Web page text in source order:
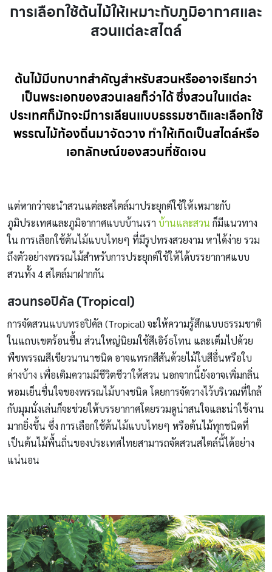
การเลือกใช้ต้นไม้ให้เหมาะกับภูมิอากาศและ
สวนแต่ละสไตล์
ต้นไม้มีบทบาทสำคัญสำหรับสวนหรืออาจเรียกว่า
เป็นพระเอกของสวนเลยก็ว่าได้ ซึ่งสวนในแต่ละ
ประเทศก็มักจะมีการเลียนแบบธรรมชาติและเลือกใช้
พรรณไม้ท้องถิ่นมาจัดวาง ทำให้เกิดเป็นสไตล์หรือ
เอกลักษณ์ของสวนที่ชัดเจน
แต่หากว่าจะนำสวนแต่ละสไตล์มาประยุกต์ใช้ให้เหมาะกับ
ภูมิประเทศและภูมิอากาศแบบบ้านเรา บ้านและสวน ก็มีแนวทาง
ใน การเลือกใช้ต้นไม้แบบไทยๆ ที่มีรูปทรงสวยงาม หาได้ง่าย รวม
ถึงตัวอย่างพรรณไม้สำหรับการประยุกต์ใช้ให้ได้บรรยากาศแบบ
สวนทั้ง 4 สไตล์มาฝากกัน
สวนทรอปิคัล (Tropical)
การจัดสวนแบบทรอปิคัล (Tropical) จะให้ความรู้สึกแบบธรรมชาติ
ในแถบเขตร้อนชื้น ส่วนใหญ่นิยมใช้สีเอิร์ธโทน และเต็มไปด้วย
พืชพรรณสีเขียวนานาชนิด อาจแทรกสีสันด้วยไม้ใบสีอื่นหรือใบ
ด่างบ้าง เพื่อเติมความมีชีวิตชีวาให้สวน นอกจากนี้ยังอาจเพิ่มกลิ่น
หอมเย็นชื่นใจของพรรณไม้บางชนิด โดยการจัดวางไว้บริเวณที่ใกล้
กับมุมนั่งเล่นก็จะช่วยให้บรรยากาศโดยรวมดูน่าสนใจและน่าใช้งาน
มากยิ่งขึ้น ซึ่ง การเลือกใช้ต้นไม้แบบไทยๆ หรือต้นไม้ทุกชนิดที่
เป็นต้นไม้พื้นถิ่นของประเทศไทยสามารถจัดสวนสไตล์นี้ได้อย่าง
แน่นอน